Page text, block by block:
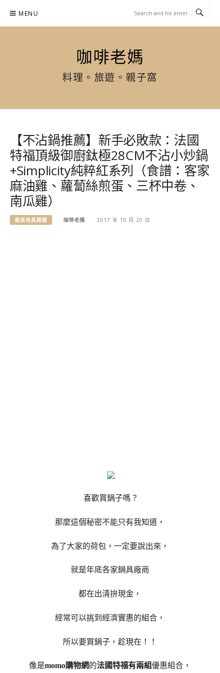
content
MENU
咖啡老媽
料理。旅遊。親子窩
【不沾鍋推薦】新手必敗款：法國
特福頂級御廚鈦極28CM不沾小炒鍋
+Simplicity純粹紅系列（食譜：客家
麻油雞、蘿蔔絲煎蛋、三杯中卷、
南瓜雞）
廚房用具開箱 咖啡老媽 2017 年 10 月 20 日
喜歡買鍋子嗎？
那麼這個秘密不能只有我知道，
為了大家的荷包，一定要說出來，
就是年底各家鍋具廠商
都在出清拚現金，
經常可以挑到經濟實惠的組合，
所以要買鍋子，趁現在！！
像是momo購物網的法國特福有兩組優惠組合，